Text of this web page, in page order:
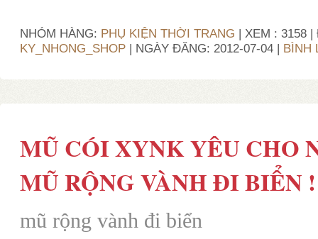
NHÓM HÀNG: PHỤ KIỆN THỜI TRANG | XEM : 3158
KY_NHONG_SHOP | NGÀY ĐĂNG: 2012-07-04 | BÌNH
MŨ CÓI XYNK YÊU CHO
MŨ RỘNG VÀNH ĐI BIỂN !
mũ rộng vành đi biển